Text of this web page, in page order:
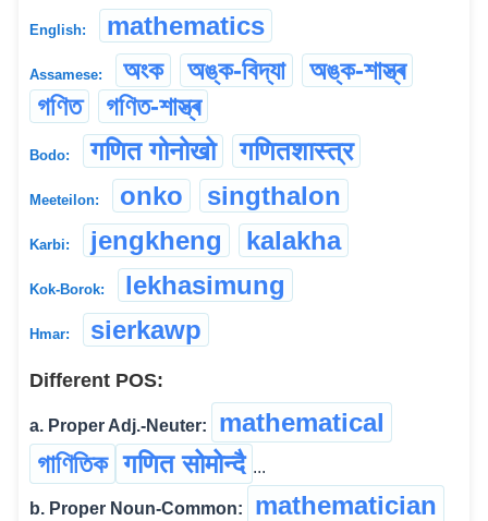
English: mathematics
Assamese: অংক অঙ্ক-বিদ্যা
অঙ্ক-শাস্ত্ৰ
গণিত
গণিত-শাস্ত্ৰ
Bodo: गणित गोनोखो गणितशास्त्र
Meeteilon: onko singthalon
Karbi: jengkheng kalakha
Kok-Borok: lekhasimung
Hmar: sierkawp
Different POS:
a. Proper Adj.-Neuter:
mathematical
গাণিতিক गणित सोमोन्दै ...
b. Proper Noun-Common:
mathematician